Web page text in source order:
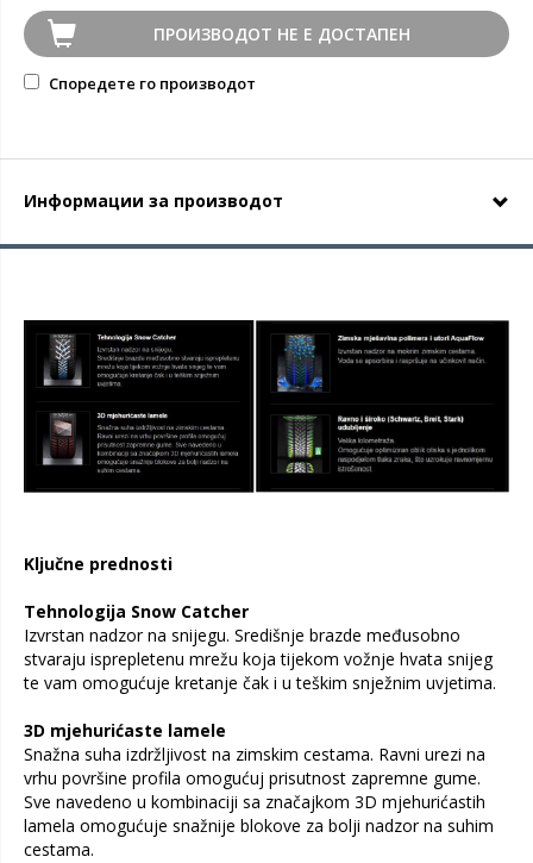
ПРОИЗВОДОТ НЕ Е ДОСТАПЕН
Споредете го производот
Информации за производот
Ključne prednosti
Tehnologija Snow Catcher
Izvrstan nadzor na snijegu. Središnje brazde međusobno
stvaraju isprepletenu mrežu koja tijekom vožnje hvata snijeg
te vam omogućuje kretanje čak i u teškim snježnim uvjetima.
3D mjehurićaste lamele
Snažna suha izdržljivost na zimskim cestama. Ravni urezi na
vrhu površine profila omogućuj prisutnost zapremne gume.
Sve navedeno u kombinaciji sa značajkom 3D mjehurićastih
lamela omogućuje snažnije blokove za bolji nadzor na suhim
cestama.